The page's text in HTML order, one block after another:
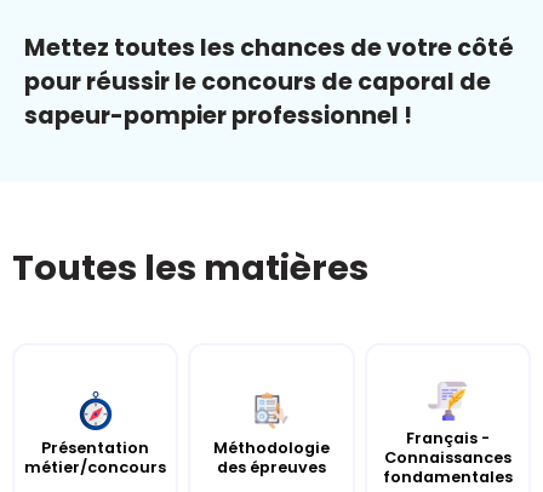
Mettez toutes les chances de votre côté
pour réussir le concours de caporal de
sapeur-pompier professionnel !
Toutes les matières
Présentation
métier/concours
Méthodologie
des épreuves
Français -
Connaissances
fondamentales